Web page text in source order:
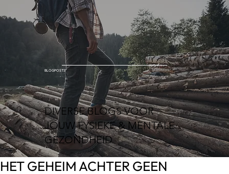
BLOGPOSTS
DIVERSE BLOGS VOOR
JOUW FYSIEKE & MENTALE
GEZONDHEID
HET GEHEIM ACHTER GEEN